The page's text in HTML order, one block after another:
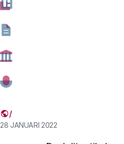
lang een mannenbolwerk. Pas
Nederlandse hoogleraren
vier. Het Rathenau Instituut
vrouwen in de Nederlandse
dat deze maand verscheen in
Nederlands Interdisciplinair
(NIDI).
28 JANUARI 2022